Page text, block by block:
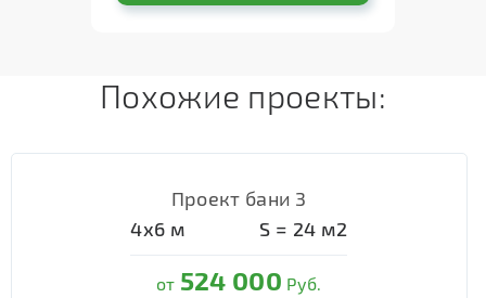
Похожие проекты:
Проект бани 3
4х6 м S = 24 м2
от 524 000 Руб.